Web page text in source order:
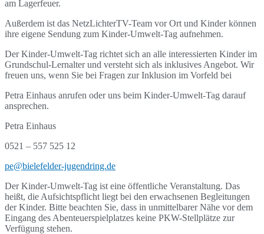
am Lagerfeuer.
Außerdem ist das NetzLichterTV-Team vor Ort und Kinder können
ihre eigene Sendung zum Kinder-Umwelt-Tag aufnehmen.
Der Kinder-Umwelt-Tag richtet sich an alle interessierten Kinder im
Grundschul-Lernalter und versteht sich als inklusives Angebot. Wir
freuen uns, wenn Sie bei Fragen zur Inklusion im Vorfeld bei
Petra Einhaus anrufen oder uns beim Kinder-Umwelt-Tag darauf
ansprechen.
Petra Einhaus
0521 – 557 525 12
pe@bielefelder-jugendring.de
Der Kinder-Umwelt-Tag ist eine öffentliche Veranstaltung. Das
heißt, die Aufsichtspflicht liegt bei den erwachsenen Begleitungen
der Kinder. Bitte beachten Sie, dass in unmittelbarer Nähe vor dem
Eingang des Abenteuerspielplatzes keine PKW-Stellplätze zur
Verfügung stehen.